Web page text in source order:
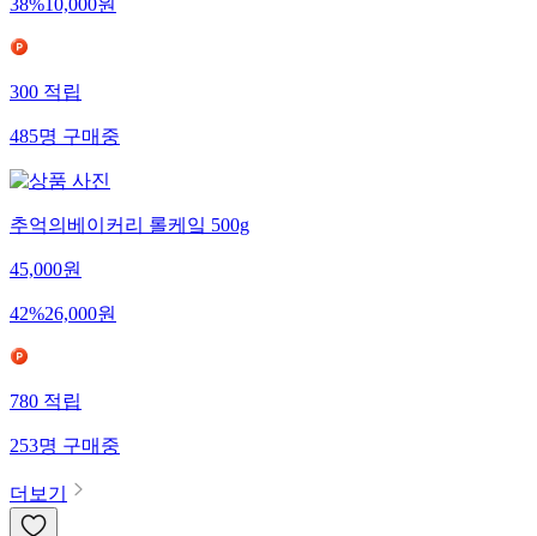
38%10,000원
300적립
485명구매중
추억의베이커리 롤케잌 500g
45,000원
42%26,000원
780적립
253명구매중
더보기